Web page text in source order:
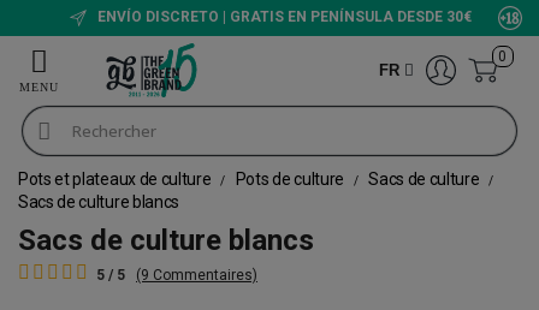
ENVÍO DISCRETO | GRATIS EN PENÍNSULA DESDE 30€
FR
0
Pots et plateaux de culture Pots de culture
Sacs de culture
Sacs de culture blancs
Sacs de culture blancs
5 / 5 (9 Commentaires)